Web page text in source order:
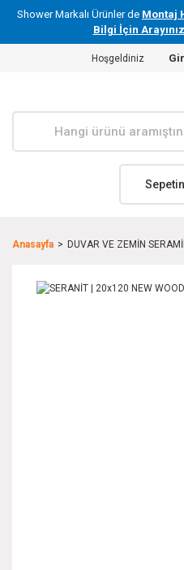
Shower Markalı Ürünler de Montaj
Bilgi İçin
Hoşgeldiniz
Anasayfa DUVAR VE ZEMİN